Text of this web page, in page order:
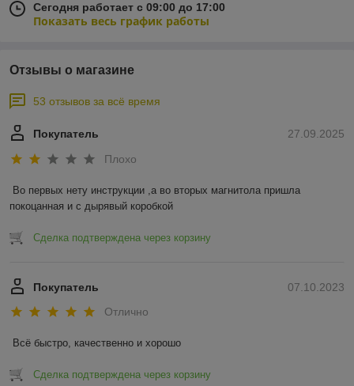
Сегодня работает с 09:00 до 17:00
Показать весь график работы
Отзывы о магазине
53 отзывов за всё время
27.09.2025
Покупатель
Плохо
Во первых нету инструкции ,а во вторых магнитола пришла
покоцанная и с дырявый коробкой
Сделка подтверждена через корзину
07.10.2023
Покупатель
Отлично
Всё быстро, качественно и хорошо
Сделка подтверждена через корзину